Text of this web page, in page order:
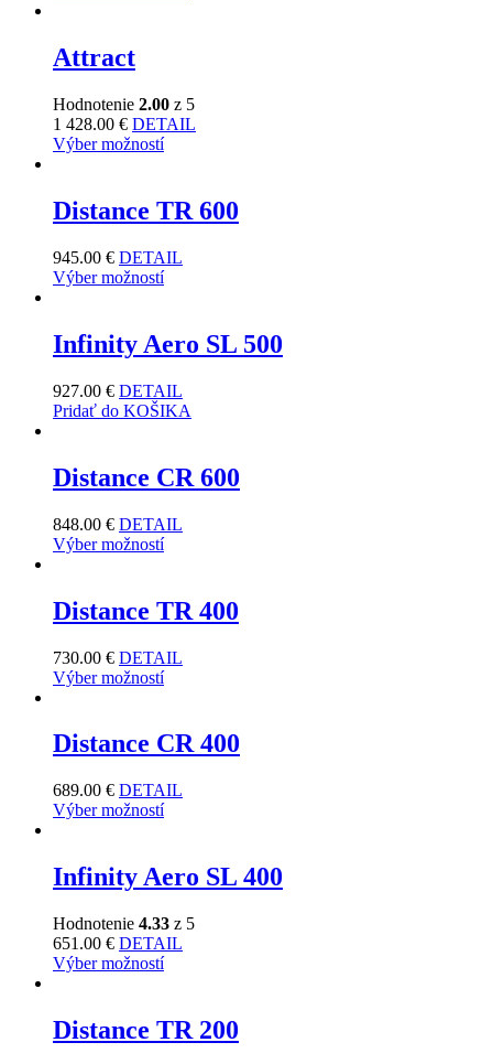
Attract
Hodnotenie 2.00 z 5
1 428.00 € DETAIL
Výber možností
Distance TR 600
945.00 € DETAIL
Výber možností
Infinity Aero SL 500
927.00 € DETAIL
Pridať do KOŠIKA
Distance CR 600
848.00 € DETAIL
Výber možností
Distance TR 400
730.00 € DETAIL
Výber možností
Distance CR 400
689.00 € DETAIL
Výber možností
Infinity Aero SL 400
Hodnotenie 4.33 z 5
651.00 € DETAIL
Výber možností
Distance TR 200